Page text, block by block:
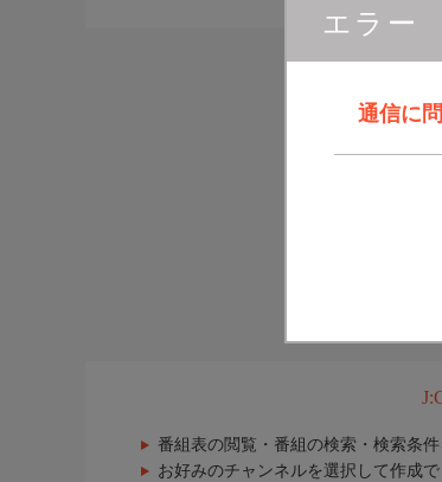
エラー
通信に
番組表の閲覧・番組の検索・検索条
お好みのチャンネルを選択して作成で